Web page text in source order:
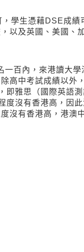
學生憑藉DSE成
以及英國、美國、
一百內，來港讀大
高中考試成績以外
即雅思（國際英語
度沒有香港高，因
沒有香港高，港澳